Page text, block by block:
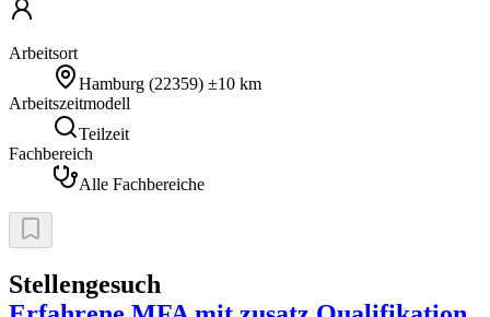
Arbeitsort
Hamburg (22359) ±10 km
Arbeitszeitmodell
Teilzeit
Fachbereich
Alle Fachbereiche
Stellengesuch